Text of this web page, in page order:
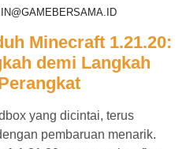
Minecraft 1.21.20:
demi Langkah
yang dicintai, terus
pembaruan menarik.